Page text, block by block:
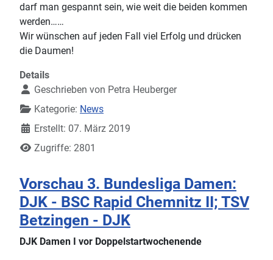
darf man gespannt sein, wie weit die beiden kommen
werden……
Wir wünschen auf jeden Fall viel Erfolg und drücken
die Daumen!
Details
Geschrieben von Petra Heuberger
Kategorie: News
Erstellt: 07. März 2019
Zugriffe: 2801
Vorschau 3. Bundesliga Damen:
DJK - BSC Rapid Chemnitz II; TSV
Betzingen - DJK
DJK Damen I vor Doppelstartwochenende